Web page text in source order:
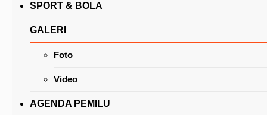
SPORT & BOLA
GALERI
Foto
Video
AGENDA PEMILU
Senduk Tanggapi Rekomendasi Pansus LKPJ
Kota Tahun 2023